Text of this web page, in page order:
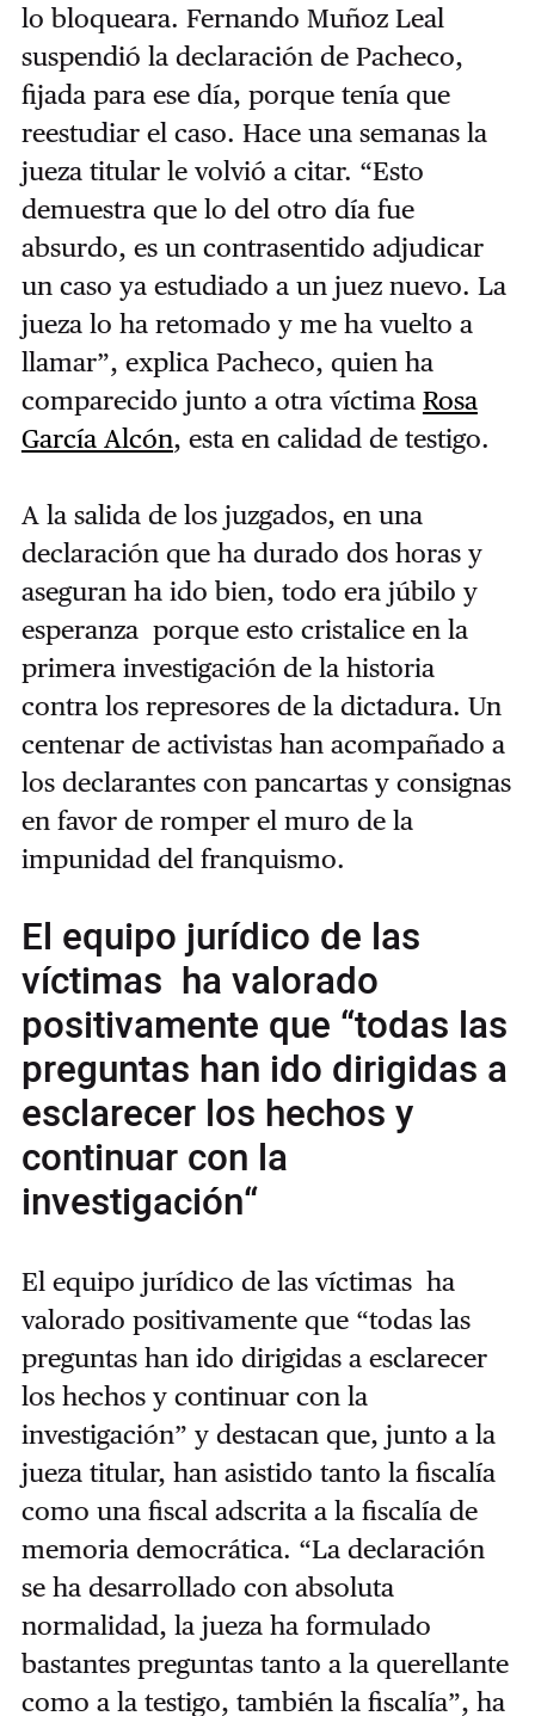
lo bloqueara. Fernando Muñoz Leal
suspendió la declaración de Pacheco,
fijada para ese día, porque tenía que
reestudiar el caso. Hace una semanas la
jueza titular le volvió a citar. “Esto
demuestra que lo del otro día fue
absurdo, es un contrasentido adjudicar
un caso ya estudiado a un juez nuevo. La
jueza lo ha retomado y me ha vuelto a
llamar”, explica Pacheco, quien ha
comparecido junto a otra víctima Rosa
García Alcón, esta en calidad de testigo.
A la salida de los juzgados, en una
declaración que ha durado dos horas y
aseguran ha ido bien, todo era júbilo y
esperanza porque esto cristalice en la
primera investigación de la historia
contra los represores de la dictadura. Un
centenar de activistas han acompañado a
los declarantes con pancartas y consignas
en favor de romper el muro de la
impunidad del franquismo.
El equipo jurídico de las
víctimas ha valorado
positivamente que “todas las
preguntas han ido dirigidas a
esclarecer los hechos y
continuar con la
investigación“
El equipo jurídico de las víctimas ha
valorado positivamente que “todas las
preguntas han ido dirigidas a esclarecer
los hechos y continuar con la
investigación” y destacan que, junto a la
jueza titular, han asistido tanto la fiscalía
como una fiscal adscrita a la fiscalía de
memoria democrática. “La declaración
se ha desarrollado con absoluta
normalidad, la jueza ha formulado
bastantes preguntas tanto a la querellante
como a la testigo, también la fiscalía”, ha